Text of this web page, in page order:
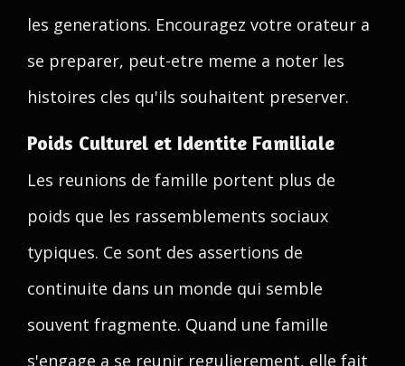
les generations. Encouragez votre orateur a
se preparer, peut-etre meme a noter les
histoires cles qu'ils souhaitent preserver.
Poids Culturel et Identite Familiale
Les reunions de famille portent plus de
poids que les rassemblements sociaux
typiques. Ce sont des assertions de
continuite dans un monde qui semble
souvent fragmente. Quand une famille
s'engage a se reunir regulierement, elle fait